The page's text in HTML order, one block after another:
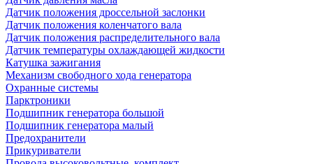
Датчик положения дроссельной заслонки
Датчик положения коленчатого вала
Датчик положения распределительного вала
Датчик температуры охлаждающей жидкости
Катушка зажигания
Механизм свободного хода генератора
Охранные системы
Парктроники
Подшипник генератора большой
Подшипник генератора малый
Предохранители
Прикуриватели